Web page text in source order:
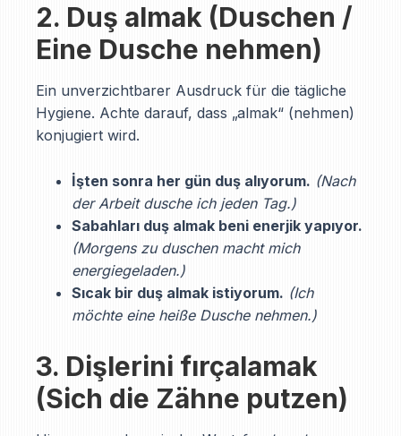
2. Duş almak (Duschen /
Eine Dusche nehmen)
Ein unverzichtbarer Ausdruck für die tägliche
Hygiene. Achte darauf, dass „almak“ (nehmen)
konjugiert wird.
İşten sonra her gün duş alıyorum. (Nach
der Arbeit dusche ich jeden Tag.)
Sabahları duş almak beni enerjik yapıyor.
(Morgens zu duschen macht mich
energiegeladen.)
Sıcak bir duş almak istiyorum. (Ich
möchte eine heiße Dusche nehmen.)
3. Dişlerini fırçalamak
(Sich die Zähne putzen)